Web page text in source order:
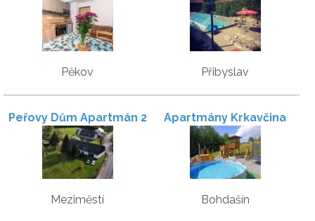
zahradou – u
Adršpašských skal
Pěkov Přibyslav
Peřovy Dům Apartmán 2
Meziměstí
Apartmány Krkavčina
Bohdašín